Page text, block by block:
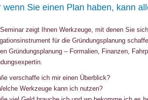
wenn Sie einen Plan haben, kann
zeigt Ihnen Werkzeuge, mit denen Sie
für die Gründungsplanung
Gründungsplanung – Formalien, Finanzen,
verschaffe ich mir einen Überblick?
Werkzeuge kann ich nutzen?